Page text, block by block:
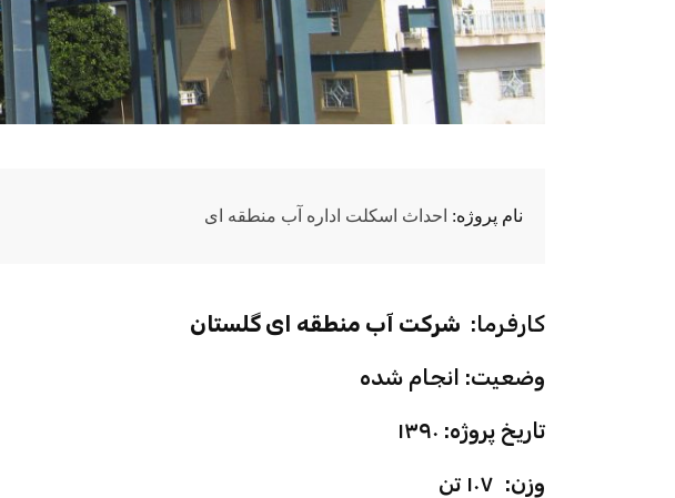
نام پروژه: احداث اسکلت اداره آب منطقه ای
کارفرما: شرکت آب منطقه ای گلستان
وضعیت: انجام شده
تاریخ پروژه: ۱۳۹۰
وزن: ۱۰۷ تن